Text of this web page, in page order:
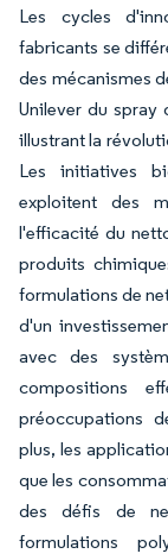
Les cycles
fabricants se
des mécanismes
Unilever du
illustrant la
Les initiatives
exploitent des
l'efficacité du
produits
formulations de
d'un
avec des
compositions
préoccupations
plus, les
que les
des défis de
formulations